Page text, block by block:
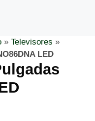
» Televisores »
LED